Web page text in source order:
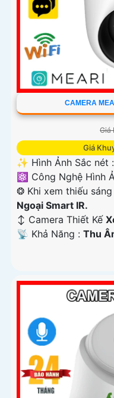
CAMERA
Giá
Giá
✨ Hình Ảnh Sắc nét :
⚛️ Công Nghệ Hình
❂ Khi xem thiếu sáng
Ngoại Smart IR.
↕️ Camera Thiết Kế
️📡 Khả Năng : Thu